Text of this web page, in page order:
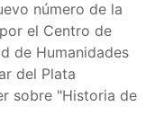
número de la
el Centro de
de Humanidades
del Plata
sobre "Historia de